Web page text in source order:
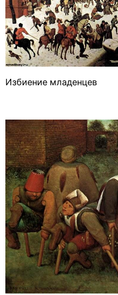
Избиение младенцев